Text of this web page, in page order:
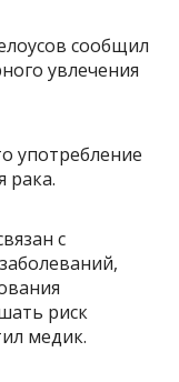
сообщил
увлечения
употребление
рака.
с
риск
медик.